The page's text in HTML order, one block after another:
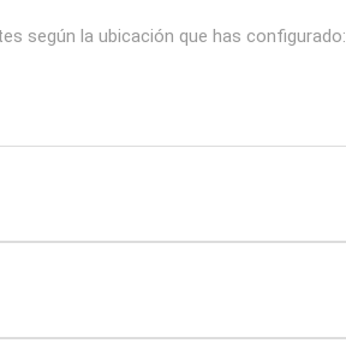
según la ubicación que has configurado: